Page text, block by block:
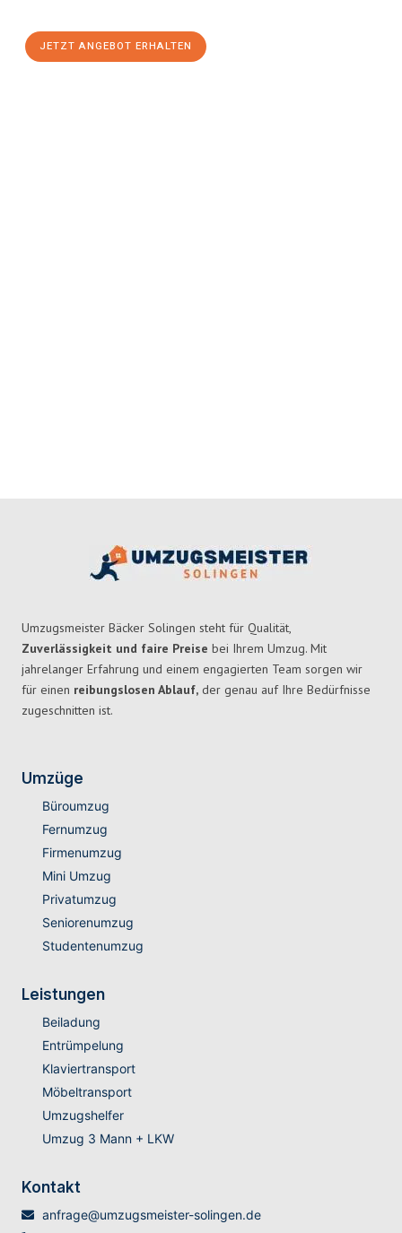
JETZT ANGEBOT ERHALTEN
Umzugsmeister Bäcker Solingen steht für Qualität,
Zuverlässigkeit und faire Preise bei Ihrem Umzug. Mit
jahrelanger Erfahrung und einem engagierten Team sorgen wir
für einen reibungslosen Ablauf, der genau auf Ihre Bedürfnisse
zugeschnitten ist.
Umzüge
Büroumzug
Fernumzug
Firmenumzug
Mini Umzug
Privatumzug
Seniorenumzug
Studentenumzug
Leistungen
Beiladung
Entrümpelung
Klaviertransport
Möbeltransport
Umzugshelfer
Umzug 3 Mann + LKW
Kontakt
anfrage@umzugsmeister-solingen.de